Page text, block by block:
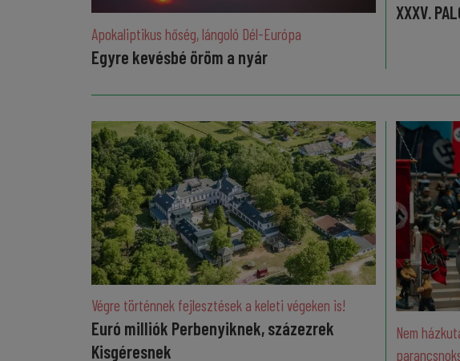
Apokaliptikus hőség, lángoló Dél-Európa
Egyre kevésbé öröm a nyár
XXXV.
Végre történnek fejlesztések a keleti végeken is!
Euró milliók Perbenyiknek, százezrek
Kisgéresnek
Nem